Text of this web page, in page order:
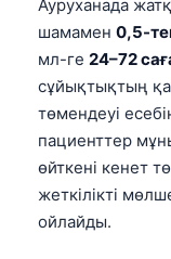
Ауруханада
шамамен 0,5-
мл-ге 24–72
сұйықтықтың
төмендеуі
пациенттер
өйткені кенет
жеткілікті
ойлайды.
简体中文
فارسی
Български
Dansk
Nederlands
हिन्दी